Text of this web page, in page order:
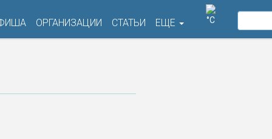
ОРГАНИЗАЦИИ СТАТЬИ ЕЩЕ °C